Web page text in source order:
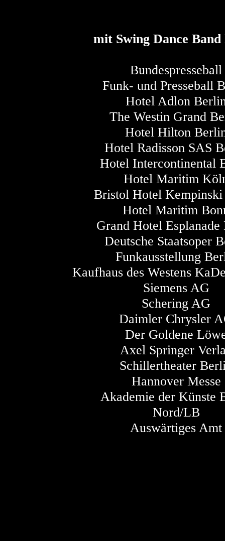
mit Swing Dance
Bundespresseball
Funk- und Presseball
Hotel Adlon
The Westin Grand
Hotel Hilton
Hotel Radisson SAS
Hotel Intercontinental
Hotel Maritim
Bristol Hotel
Hotel Maritim
Grand Hotel
Deutsche Staatsoper
Funkausstellung
Kaufhaus des Westens
Siemens AG
Schering AG
Daimler Chrysler
Der Goldene
Axel Springer
Schillertheater
Hannover Messe
Akademie der Künste
Nord/LB
Auswärtiges Amt